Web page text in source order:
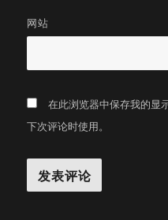
网站
在此浏览器中保存我的显
下次评论时使用。